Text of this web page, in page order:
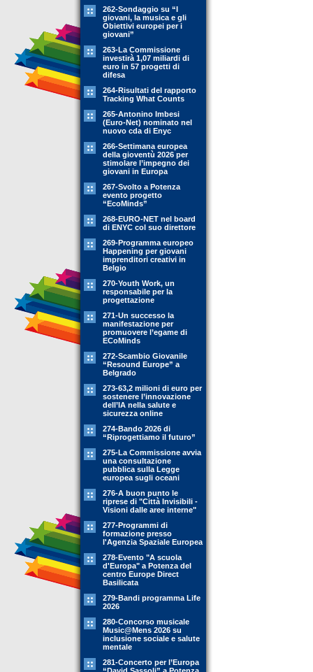
262-Sondaggio su “I
giovani, la musica e gli
Obiettivi europei per i
giovani”
263-La Commissione
investirà 1,07 miliardi di
euro in 57 progetti di
difesa
264-Risultati del rapporto
Tracking What Counts
265-Antonino Imbesi
(Euro-Net) nominato nel
nuovo cda di Enyc
266-Settimana europea
della gioventù 2026 per
stimolare l’impegno dei
giovani in Europa
267-Svolto a Potenza
evento progetto
“EcoMinds”
268-EURO-NET nel board
di ENYC col suo direttore
269-Programma europeo
Happening per giovani
imprenditori creativi in
Belgio
270-Youth Work, un
responsabile per la
progettazione
271-Un successo la
manifestazione per
promuovere l’egame di
ECoMinds
272-Scambio Giovanile
“Resound Europe” a
Belgrado
273-63,2 milioni di euro per
sostenere l’innovazione
dell’IA nella salute e
sicurezza online
274-Bando 2026 di
“Riprogettiamo il futuro”
275-La Commissione avvia
una consultazione
pubblica sulla Legge
europea sugli oceani
276-A buon punto le
riprese di "Città Invisibili -
Visioni dalle aree interne"
277-Programmi di
formazione presso
l'Agenzia Spaziale Europea
278-Evento "A scuola
d'Europa" a Potenza del
centro Europe Direct
Basilicata
279-Bandi programma Life
2026
280-Concorso musicale
Music@Mens 2026 su
inclusione sociale e salute
mentale
281-Concerto per l’Europa